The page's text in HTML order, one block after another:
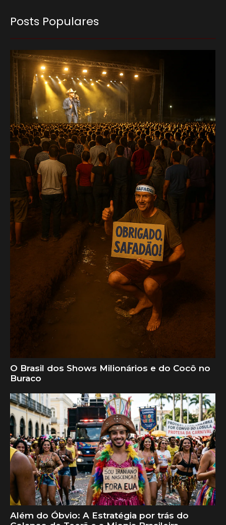
Posts Populares
O Brasil dos Shows Milionários e do Cocô no
Buraco
Além do Óbvio: A Estratégia por trás do